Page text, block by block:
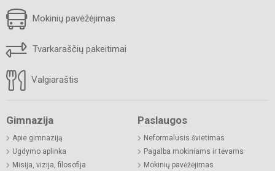
Mokinių pavėžėjimas
Tvarkaraščių pakeitimai
Valgiaraštis
Gimnazija
Apie gimnaziją
Ugdymo aplinka
Misija, vizija, filosofija
Paslaugos
Neformalusis švietimas
Pagalba mokiniams ir tėvams
Mokinių pavėžėjimas